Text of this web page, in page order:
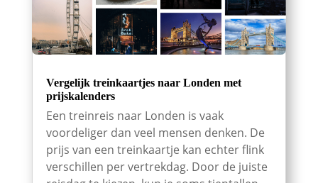
Vergelijk treinkaartjes naar Londen met
prijskalenders
Een treinreis naar Londen is vaak
voordeliger dan veel mensen denken. De
prijs van een treinkaartje kan echter flink
verschillen per vertrekdag. Door de juiste